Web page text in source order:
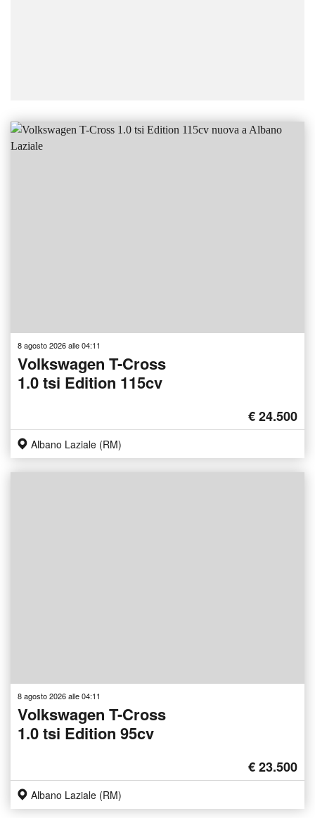
8 agosto 2026 alle 04:11
Volkswagen T-Cross
1.0 tsi Edition 115cv
€ 24.500
Albano Laziale (RM)
8 agosto 2026 alle 04:11
Volkswagen T-Cross
1.0 tsi Edition 95cv
€ 23.500
Albano Laziale (RM)